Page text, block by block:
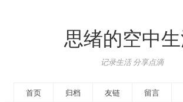
思绪的空中
记录生活 分享点滴
首页 归档 友链 留言